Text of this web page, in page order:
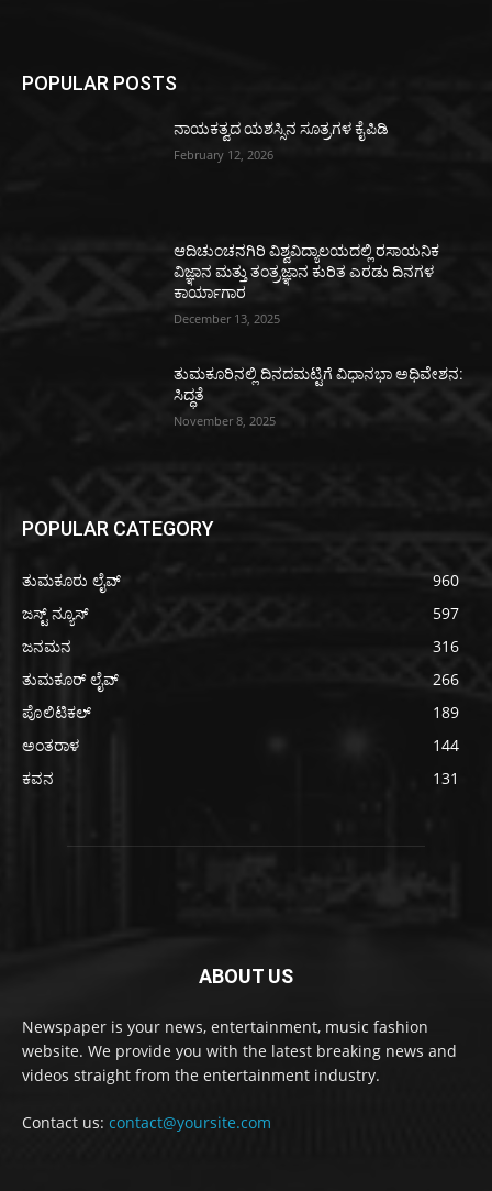
POPULAR POSTS
ನಾಯಕತ್ವದ ಯಶಸ್ಸಿನ ಸೂತ್ರಗಳ ಕೈಪಿಡಿ
February 12, 2026
ಆದಿಚುಂಚನಗಿರಿ ವಿಶ್ವವಿದ್ಯಾಲಯದಲ್ಲಿ ರಸಾಯನಿಕ
ವಿಜ್ಞಾನ ಮತ್ತು ತಂತ್ರಜ್ಞಾನ ಕುರಿತ ಎರಡು ದಿನಗಳ
ಕಾರ್ಯಾಗಾರ
December 13, 2025
ತುಮಕೂರಿನಲ್ಲಿ ದಿನದಮಟ್ಟಿಗೆ ವಿಧಾನಭಾ ಅಧಿವೇಶನ:
ಸಿದ್ಧತೆ
November 8, 2025
POPULAR CATEGORY
ತುಮಕೂರು ಲೈವ್
960
ಜಸ್ಟ್ ನ್ಯೂಸ್
597
ಜನಮನ
316
ತುಮಕೂರ್ ಲೈವ್
266
ಪೊಲಿಟಿಕಲ್
189
ಅಂತರಾಳ
144
ಕವನ
131
ABOUT US
Newspaper is your news, entertainment, music fashion
website. We provide you with the latest breaking news and
videos straight from the entertainment industry.
Contact us: contact@yoursite.com